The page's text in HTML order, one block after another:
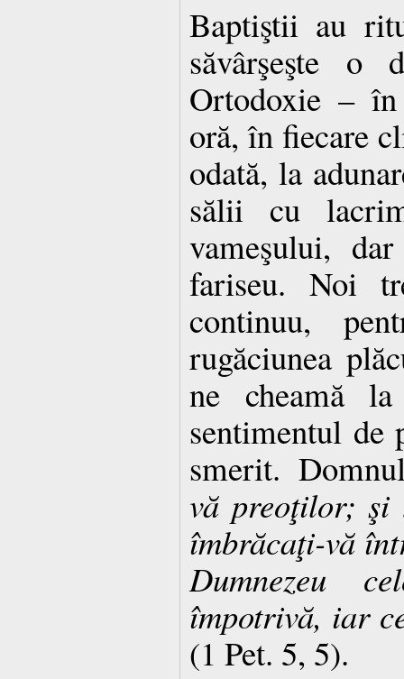
Baptiştii au
săvârşeşte
Ortodoxie –
oră, în fiecare
odată, la
sălii cu
vameşului,
fariseu. Noi
continuu,
rugăciunea
ne cheamă
sentimentul de
smerit.
vă preoţilor;
îmbrăcaţi-vă
Dumnezeu
împotrivă, iar
(1 Pet. 5, 5).